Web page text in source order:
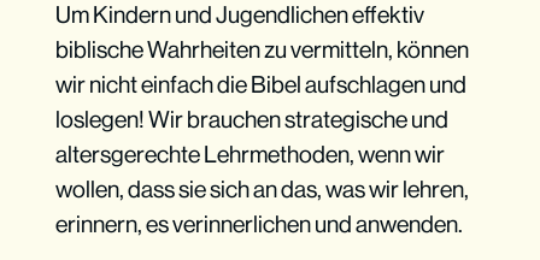
Um Kindern und Jugendlichen effektiv
biblische Wahrheiten zu vermitteln, können
wir nicht einfach die Bibel aufschlagen und
loslegen! Wir brauchen strategische und
altersgerechte Lehrmethoden, wenn wir
wollen, dass sie sich an das, was wir lehren,
erinnern, es verinnerlichen und anwenden.